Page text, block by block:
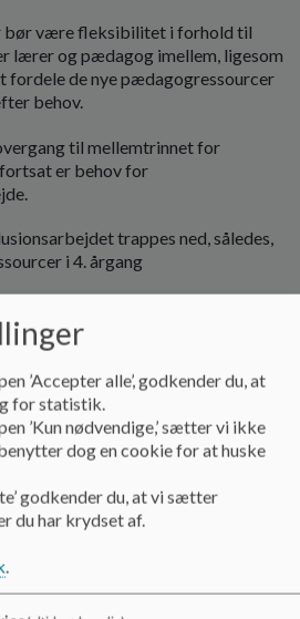
være fleksibilitet i forhold til
lærer og pædagog imellem, ligesom
fordele de nye pædagogressourcer
behov.
til mellemtrinnet for
er behov for
trappes ned, således,
i 4. årgang
børnene i SFO’en om
tiltænkt dem nogle flere midler?
ledelsesretten lige på
af ressourcer til pædagogen ikke i
15?
’Accepter alle’, godkender du, at
for statistik.
’Kun nødvendige,’ sætter vi ikke
dog en cookie for at huske
godkender du, at vi sætter
du har krydset af.
.